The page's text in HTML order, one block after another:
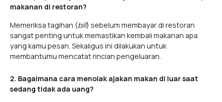
makanan di restoran?
Memeriksa tagihan (bill) sebelum membayar di restoran
sangat penting untuk memastikan kembali makanan apa
yang kamu pesan. Sekaligus ini dilakukan untuk
membantumu mencatat rincian pengeluaran.
2. Bagaimana cara menolak ajakan makan di luar saat
sedang tidak ada uang?